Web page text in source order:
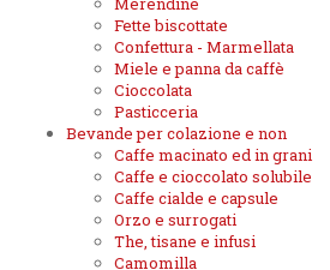
Fette biscottate
Confettura - Marmellata
Miele e panna da caffè
Cioccolata
Pasticceria
Bevande per colazione e non
Caffe macinato ed in grani
Caffe e cioccolato solubile
Caffe cialde e capsule
Orzo e surrogati
The, tisane e infusi
Camomilla